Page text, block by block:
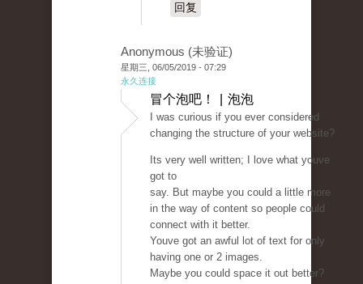
回复
Anonymous (未验证)
星期三, 06/05/2019 - 07:29
永久连接
冒个泡吧！ | 泡泡
I was curious if you ever considered
changing the structure of your website?
Its very well written; I love what youve
got to
say. But maybe you could a little more
in the way of content so people could
connect with it better.
Youve got an awful lot of text for only
having one or 2 images.
Maybe you could space it out better?